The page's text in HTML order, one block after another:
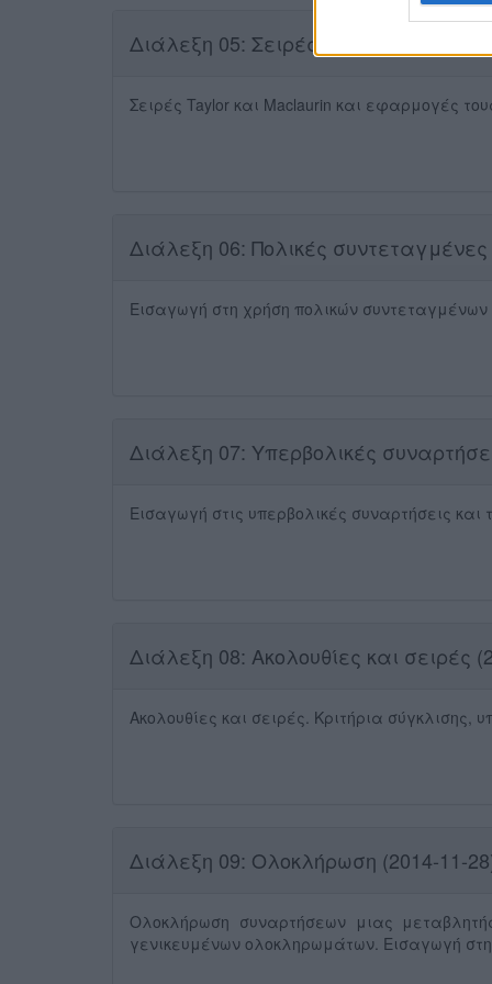
Διάλεξη 05: Σειρές Taylor, Maclaurin
Σειρές Taylor και Maclaurin και εφαρμογές
Διάλεξη 06: Πολικές συντεταγμένες
Εισαγωγή στη χρήση πολικών
Διάλεξη 07: Υπερβολικές
Εισαγωγή στις υπερβολικές συναρτήσεις
Διάλεξη 08: Ακολουθίες και σειρές
Ακολουθίες και σειρές. Κριτήρια σύγκλισης,
Διάλεξη 09: Ολοκλήρωση (2014-11-
Ολοκλήρωση συναρτήσεων μιας
γενικευμένων ολοκληρωμάτων. Εισαγωγή